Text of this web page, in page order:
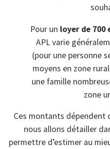
Pour un loyer de 700
APL varie
(pour une personne
moyens en zone
une famille
zone
Ces montants dépendent
nous allons détailler
permettre d’estimer au